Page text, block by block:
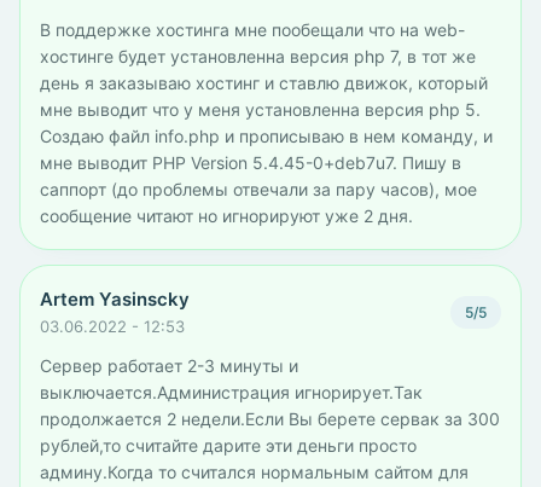
В поддержке хостинга мне пообещали что на web-
хостинге будет установленна версия php 7, в тот же
день я заказываю хостинг и ставлю движок, который
мне выводит что у меня установленна версия php 5.
Создаю файл info.php и прописываю в нем команду, и
мне выводит PHP Version 5.4.45-0+deb7u7. Пишу в
саппорт (до проблемы отвечали за пару часов), мое
сообщение читают но игнорируют уже 2 дня.
Artem Yasinscky
03.06.2022 - 12:53
5/5
Сервер работает 2-3 минуты и
выключается.Администрация игнорирует.Так
продолжается 2 недели.Если Вы берете сервак за 300
рублей,то считайте дарите эти деньги просто
админу.Когда то считался нормальным сайтом для